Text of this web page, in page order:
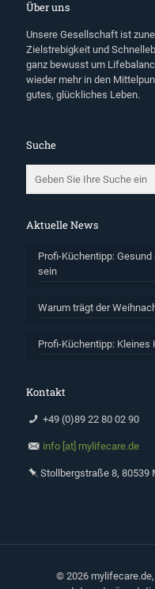
Über uns
Unsere Gesellschaft ist
Zielstrebigkeit und
ganz bewusst um
wieder mehr in den
gutes, glückliches Leben.
Suche
Aktuelle News
Profi-Küchentipp:
sein
Warum trägt der
Profi-Küchentipp:
Kontakt
+49 (0)89 22 80 02 90
info [at] mylifecare.de
Stollbergstraße 8, 80539
© 2026